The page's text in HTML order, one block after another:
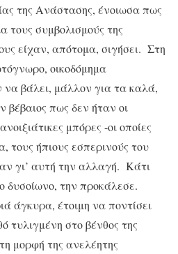
της Ανάστασης, ένοιωσα πως
τους συμβολισμούς της
είχαν, απότομα, σιγήσει. Στη
οικοδόμημα
βάλει, μάλλον για τα καλά,
βέβαιος πως δεν ήταν οι
μπόρες -οι οποίες
τους ήπιους εσπερινούς του
γι’ αυτή την αλλαγή. Κάτι
δυσοίωνο, την προκάλεσε.
άγκυρα, έτοιμη να ποντίσει
τυλιγμένη στο βένθος της
μορφή της ανελέητης